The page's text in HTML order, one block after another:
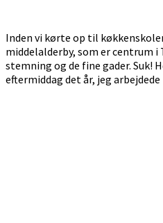
Inden vi kørte op til
middelalderby, som er centrum
stemning og de fine gader. Suk!
eftermiddag det år, jeg